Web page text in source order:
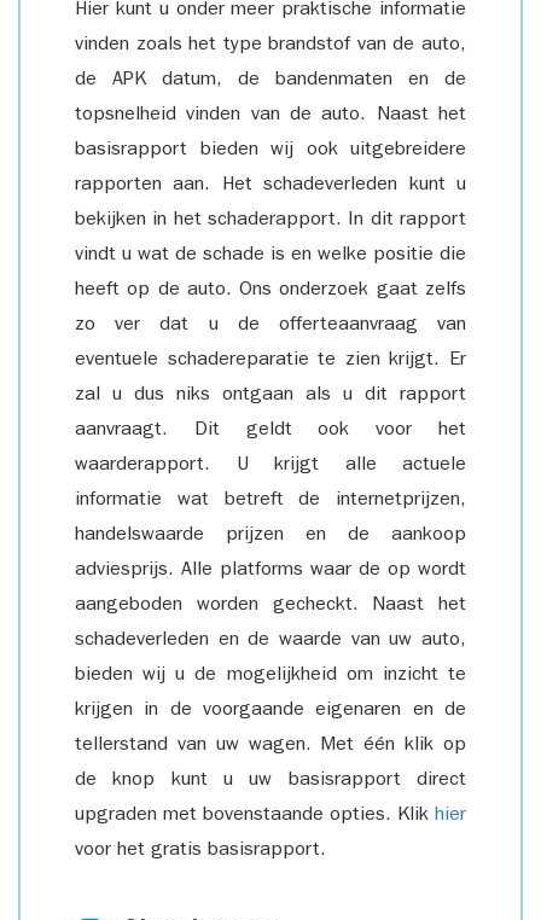
Hier kunt u onder meer praktische informatie
vinden zoals het type brandstof van de auto,
de APK datum, de bandenmaten en de
topsnelheid vinden van de auto. Naast het
basisrapport bieden wij ook uitgebreidere
rapporten aan. Het schadeverleden kunt u
bekijken in het schaderapport. In dit rapport
vindt u wat de schade is en welke positie die
heeft op de auto. Ons onderzoek gaat zelfs
zo ver dat u de offerteaanvraag van
eventuele schadereparatie te zien krijgt. Er
zal u dus niks ontgaan als u dit rapport
aanvraagt. Dit geldt ook voor het
waarderapport. U krijgt alle actuele
informatie wat betreft de internetprijzen,
handelswaarde prijzen en de aankoop
adviesprijs. Alle platforms waar de op wordt
aangeboden worden gecheckt. Naast het
schadeverleden en de waarde van uw auto,
bieden wij u de mogelijkheid om inzicht te
krijgen in de voorgaande eigenaren en de
tellerstand van uw wagen. Met één klik op
de knop kunt u uw basisrapport direct
upgraden met bovenstaande opties. Klik hier
voor het gratis basisrapport.